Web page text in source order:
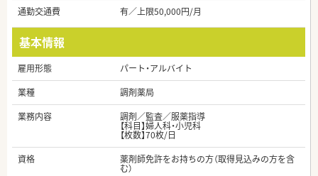
通勤交通費
有／上限50,000円/月
基本情報
雇用形態
パート・アルバイト
業種
調剤薬局
業務内容
調剤／監査／服薬指導
【科目】婦人科・小児科
【枚数】70枚/日
資格
薬剤師免許をお持ちの方（取得見込みの方を含
む）